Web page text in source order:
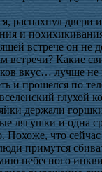
распахнул
и
встрече он не
встречи? Какие
вкус… лучше не
и прошелся по
глухой
держали
лягушки и одна
Похоже, что
примутся
небесного